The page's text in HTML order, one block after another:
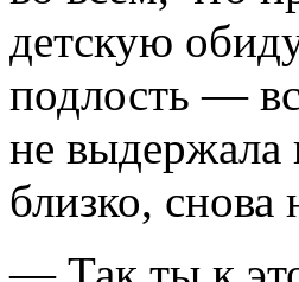
детскую
подлость —
не выдержала
близко,